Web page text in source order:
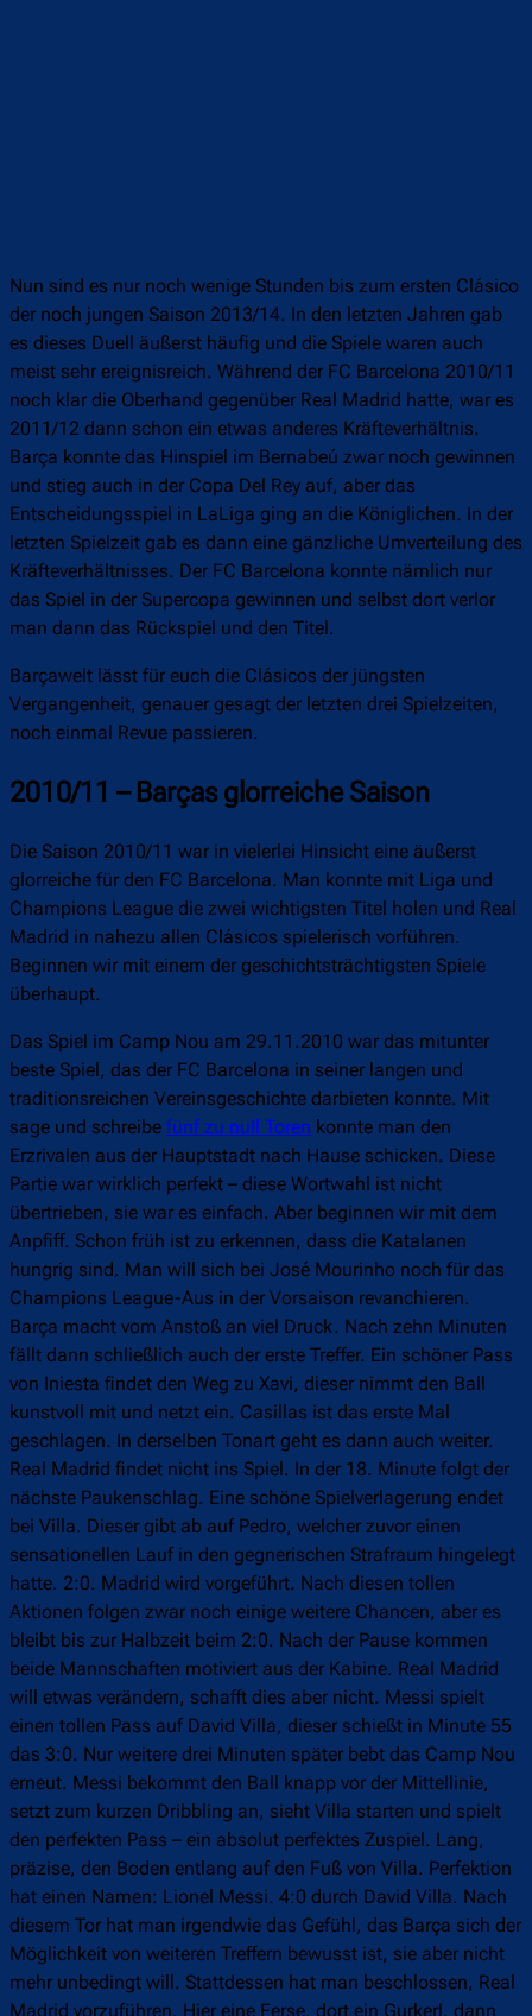
Nun sind es nur noch wenige Stunden bis zum ersten Clásico
der noch jungen Saison 2013/14. In den letzten Jahren gab
es dieses Duell äußerst häufig und die Spiele waren auch
meist sehr ereignisreich. Während der FC Barcelona 2010/11
noch klar die Oberhand gegenüber Real Madrid hatte, war es
2011/12 dann schon ein etwas anderes Kräfteverhältnis.
Barça konnte das Hinspiel im Bernabeú zwar noch gewinnen
und stieg auch in der Copa Del Rey auf, aber das
Entscheidungsspiel in LaLiga ging an die Königlichen. In der
letzten Spielzeit gab es dann eine gänzliche Umverteilung des
Kräfteverhältnisses. Der FC Barcelona konnte nämlich nur
das Spiel in der Supercopa gewinnen und selbst dort verlor
man dann das Rückspiel und den Titel.
Barçawelt lässt für euch die Clásicos der jüngsten
Vergangenheit, genauer gesagt der letzten drei Spielzeiten,
noch einmal Revue passieren.
2010/11 – Barças glorreiche Saison
Die Saison 2010/11 war in vielerlei Hinsicht eine äußerst
glorreiche für den FC Barcelona. Man konnte mit Liga und
Champions League die zwei wichtigsten Titel holen und Real
Madrid in nahezu allen Clásicos spielerisch vorführen.
Beginnen wir mit einem der geschichtsträchtigsten Spiele
überhaupt.
Das Spiel im Camp Nou am 29.11.2010 war das mitunter
beste Spiel, das der FC Barcelona in seiner langen und
traditionsreichen Vereinsgeschichte darbieten konnte. Mit
sage und schreibe fünf zu null Toren konnte man den
Erzrivalen aus der Hauptstadt nach Hause schicken. Diese
Partie war wirklich perfekt – diese Wortwahl ist nicht
übertrieben, sie war es einfach. Aber beginnen wir mit dem
Anpfiff. Schon früh ist zu erkennen, dass die Katalanen
hungrig sind. Man will sich bei José Mourinho noch für das
Champions League-Aus in der Vorsaison revanchieren.
Barça macht vom Anstoß an viel Druck. Nach zehn Minuten
fällt dann schließlich auch der erste Treffer. Ein schöner Pass
von Iniesta findet den Weg zu Xavi, dieser nimmt den Ball
kunstvoll mit und netzt ein. Casillas ist das erste Mal
geschlagen. In derselben Tonart geht es dann auch weiter.
Real Madrid findet nicht ins Spiel. In der 18. Minute folgt der
nächste Paukenschlag. Eine schöne Spielverlagerung endet
bei Villa. Dieser gibt ab auf Pedro, welcher zuvor einen
sensationellen Lauf in den gegnerischen Strafraum hingelegt
hatte. 2:0. Madrid wird vorgeführt. Nach diesen tollen
Aktionen folgen zwar noch einige weitere Chancen, aber es
bleibt bis zur Halbzeit beim 2:0. Nach der Pause kommen
beide Mannschaften motiviert aus der Kabine. Real Madrid
will etwas verändern, schafft dies aber nicht. Messi spielt
einen tollen Pass auf David Villa, dieser schießt in Minute 55
das 3:0. Nur weitere drei Minuten später bebt das Camp Nou
erneut. Messi bekommt den Ball knapp vor der Mittellinie,
setzt zum kurzen Dribbling an, sieht Villa starten und spielt
den perfekten Pass – ein absolut perfektes Zuspiel. Lang,
präzise, den Boden entlang auf den Fuß von Villa. Perfektion
hat einen Namen: Lionel Messi. 4:0 durch David Villa. Nach
diesem Tor hat man irgendwie das Gefühl, das Barça sich der
Möglichkeit von weiteren Treffern bewusst ist, sie aber nicht
mehr unbedingt will. Stattdessen hat man beschlossen, Real
Madrid vorzuführen. Hier eine Ferse, dort ein Gurkerl, dann